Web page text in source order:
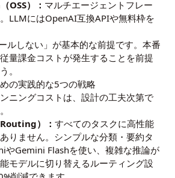
OSS）： マルチエージェントフレー
LLMにはOpenAI互換APIや無料枠を
ルしない」が基本的な前提です。本番
量課金コストが発生することを前提
。
の実践的な5つの戦略
ニングコストは、設計の工夫次第で
Routing）：すべてのタスクに高性能
りません。シンプルな分類・要約タ
やGemini Flashを使い、複雑な推論が
モデルに切り替えるルーティング設